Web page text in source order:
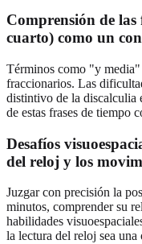
Comprensión de las
cuarto) como un
Términos como "y
fraccionarios. Las
distintivo de la discalculia
de estas frases de tiempo
Desafíos
del reloj y los
Juzgar con precisión la
minutos, comprender su
habilidades
la lectura del reloj sea